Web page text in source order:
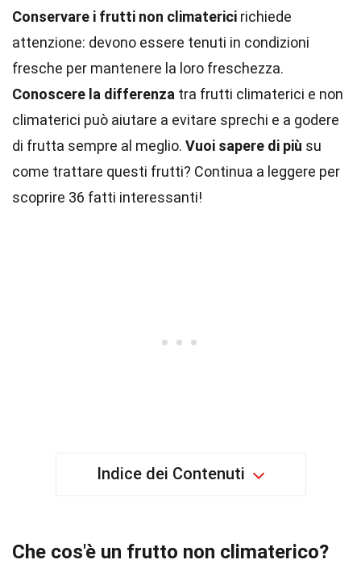
Conservare i frutti non climaterici richiede
attenzione: devono essere tenuti in condizioni
fresche per mantenere la loro freschezza.
Conoscere la differenza tra frutti climaterici e non
climaterici può aiutare a evitare sprechi e a godere
di frutta sempre al meglio. Vuoi sapere di più su
come trattare questi frutti? Continua a leggere per
scoprire 36 fatti interessanti!
Indice dei Contenuti
Che cos'è un frutto non climaterico?